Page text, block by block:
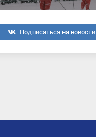
Подписаться на новости